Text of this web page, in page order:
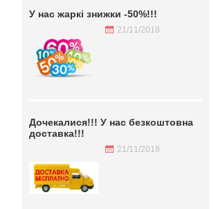
У нас жаркі знижки -50%!!!
21/11/2018
Дочекалися!!! У нас безкоштовна
доставка!!!
21/11/2018